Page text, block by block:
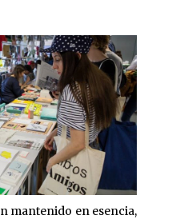
mantenido en esencia,